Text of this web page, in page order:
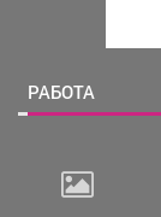
РАБОТА